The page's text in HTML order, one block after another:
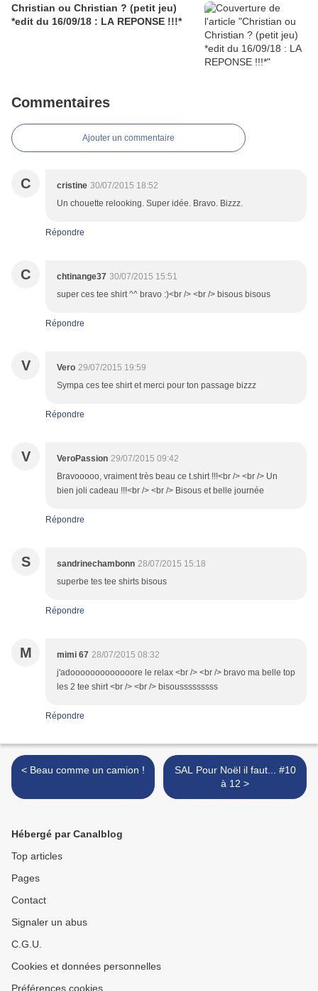
Christian ou Christian ? (petit jeu)
*edit du 16/09/18 : LA REPONSE !!!*
Commentaires
Ajouter un commentaire
C cristine 30/07/2015 18:52
Un chouette relooking. Super idée. Bravo. Bizzz.
Répondre
C chtinange37 30/07/2015 15:51
super ces tee shirt ^^ bravo :)<br /> <br /> bisous bisous
Répondre
V Vero 29/07/2015 19:59
Sympa ces tee shirt et merci pour ton passage bizzz
Répondre
V VeroPassion 29/07/2015 09:42
Bravooooo, vraiment très beau ce t.shirt !!!<br /> <br /> Un
bien joli cadeau !!!<br /> <br /> Bisous et belle journée
Répondre
S sandrinechambonn 28/07/2015 15:18
superbe tes tee shirts bisous
Répondre
M mimi 67 28/07/2015 08:32
j'adooooooooooooore le relax <br /> <br /> bravo ma belle top
les 2 tee shirt <br /> <br /> bisousssssssss
Répondre
< Beau comme un camion !
SAL Pour Noël il faut... #10
à 12 >
Hébergé par Canalblog
Top articles
Pages
Contact
Signaler un abus
C.G.U.
Cookies et données personnelles
Préférences cookies